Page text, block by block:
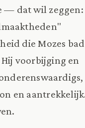
— dat wil zeggen:
die Mozes bad
Hij voorbijging en
en